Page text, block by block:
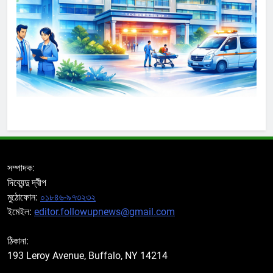
সম্পাদক:
দিব্যেন্দু দ্বীপ
মুঠোফোন: ০১৮৪৬-৯৭৩২৩২
ইমেইল: editor.followupnews@gmail.com
ঠিকানা:
193 Leroy Avenue, Buffalo, NY 14214